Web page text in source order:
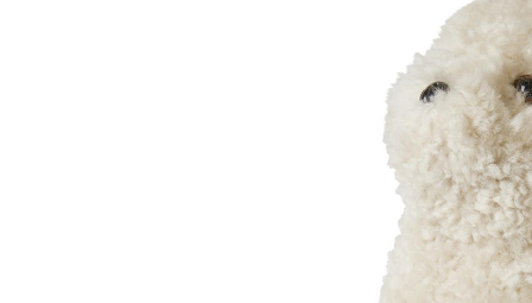
Tillbehör till fåtölj
Matgrupper
Skrivbord
Småbord | Sidobord
Soffbord
Pallar |
Stolsdynor
Trästolar
Tygstolar